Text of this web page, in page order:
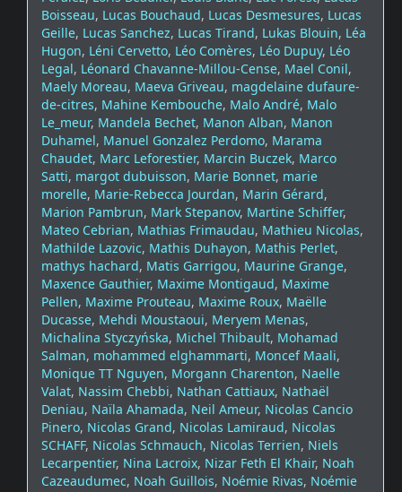
Boisseau, Lucas Bouchaud, Lucas Desmesures, Lucas
Geille, Lucas Sanchez, Lucas Tirand, Lukas Blouin, Léa
Hugon, Léni Cervetto, Léo Comères, Léo Dupuy, Léo
Legal, Léonard Chavanne-Millou-Cense, Mael Conil,
Maely Moreau, Maeva Griveau, magdelaine dufaure-
de-citres, Mahine Kembouche, Malo André, Malo
Le_meur, Mandela Bechet, Manon Alban, Manon
Duhamel, Manuel Gonzalez Perdomo, Marama
Chaudet, Marc Leforestier, Marcin Buczek, Marco
Satti, margot dubuisson, Marie Bonnet, marie
morelle, Marie-Rebecca Jourdan, Marin Gérard,
Marion Pambrun, Mark Stepanov, Martine Schiffer,
Mateo Cebrian, Mathias Frimaudau, Mathieu Nicolas,
Mathilde Lazovic, Mathis Duhayon, Mathis Perlet,
mathys hachard, Matis Garrigou, Maurine Grange,
Maxence Gauthier, Maxime Montigaud, Maxime
Pellen, Maxime Prouteau, Maxime Roux, Maëlle
Ducasse, Mehdi Moustaoui, Meryem Menas,
Michalina Styczyńska, Michel Thibault, Mohamad
Salman, mohammed elghammarti, Moncef Maali,
Monique TT Nguyen, Morgann Charenton, Naelle
Valat, Nassim Chebbi, Nathan Cattiaux, Nathaël
Deniau, Naïla Ahamada, Neil Ameur, Nicolas Cancio
Pinero, Nicolas Grand, Nicolas Lamiraud, Nicolas
SCHAFF, Nicolas Schmauch, Nicolas Terrien, Niels
Lecarpentier, Nina Lacroix, Nizar Feth El Khair, Noah
Cazeaudumec, Noah Guillois, Noémie Rivas, Noémie